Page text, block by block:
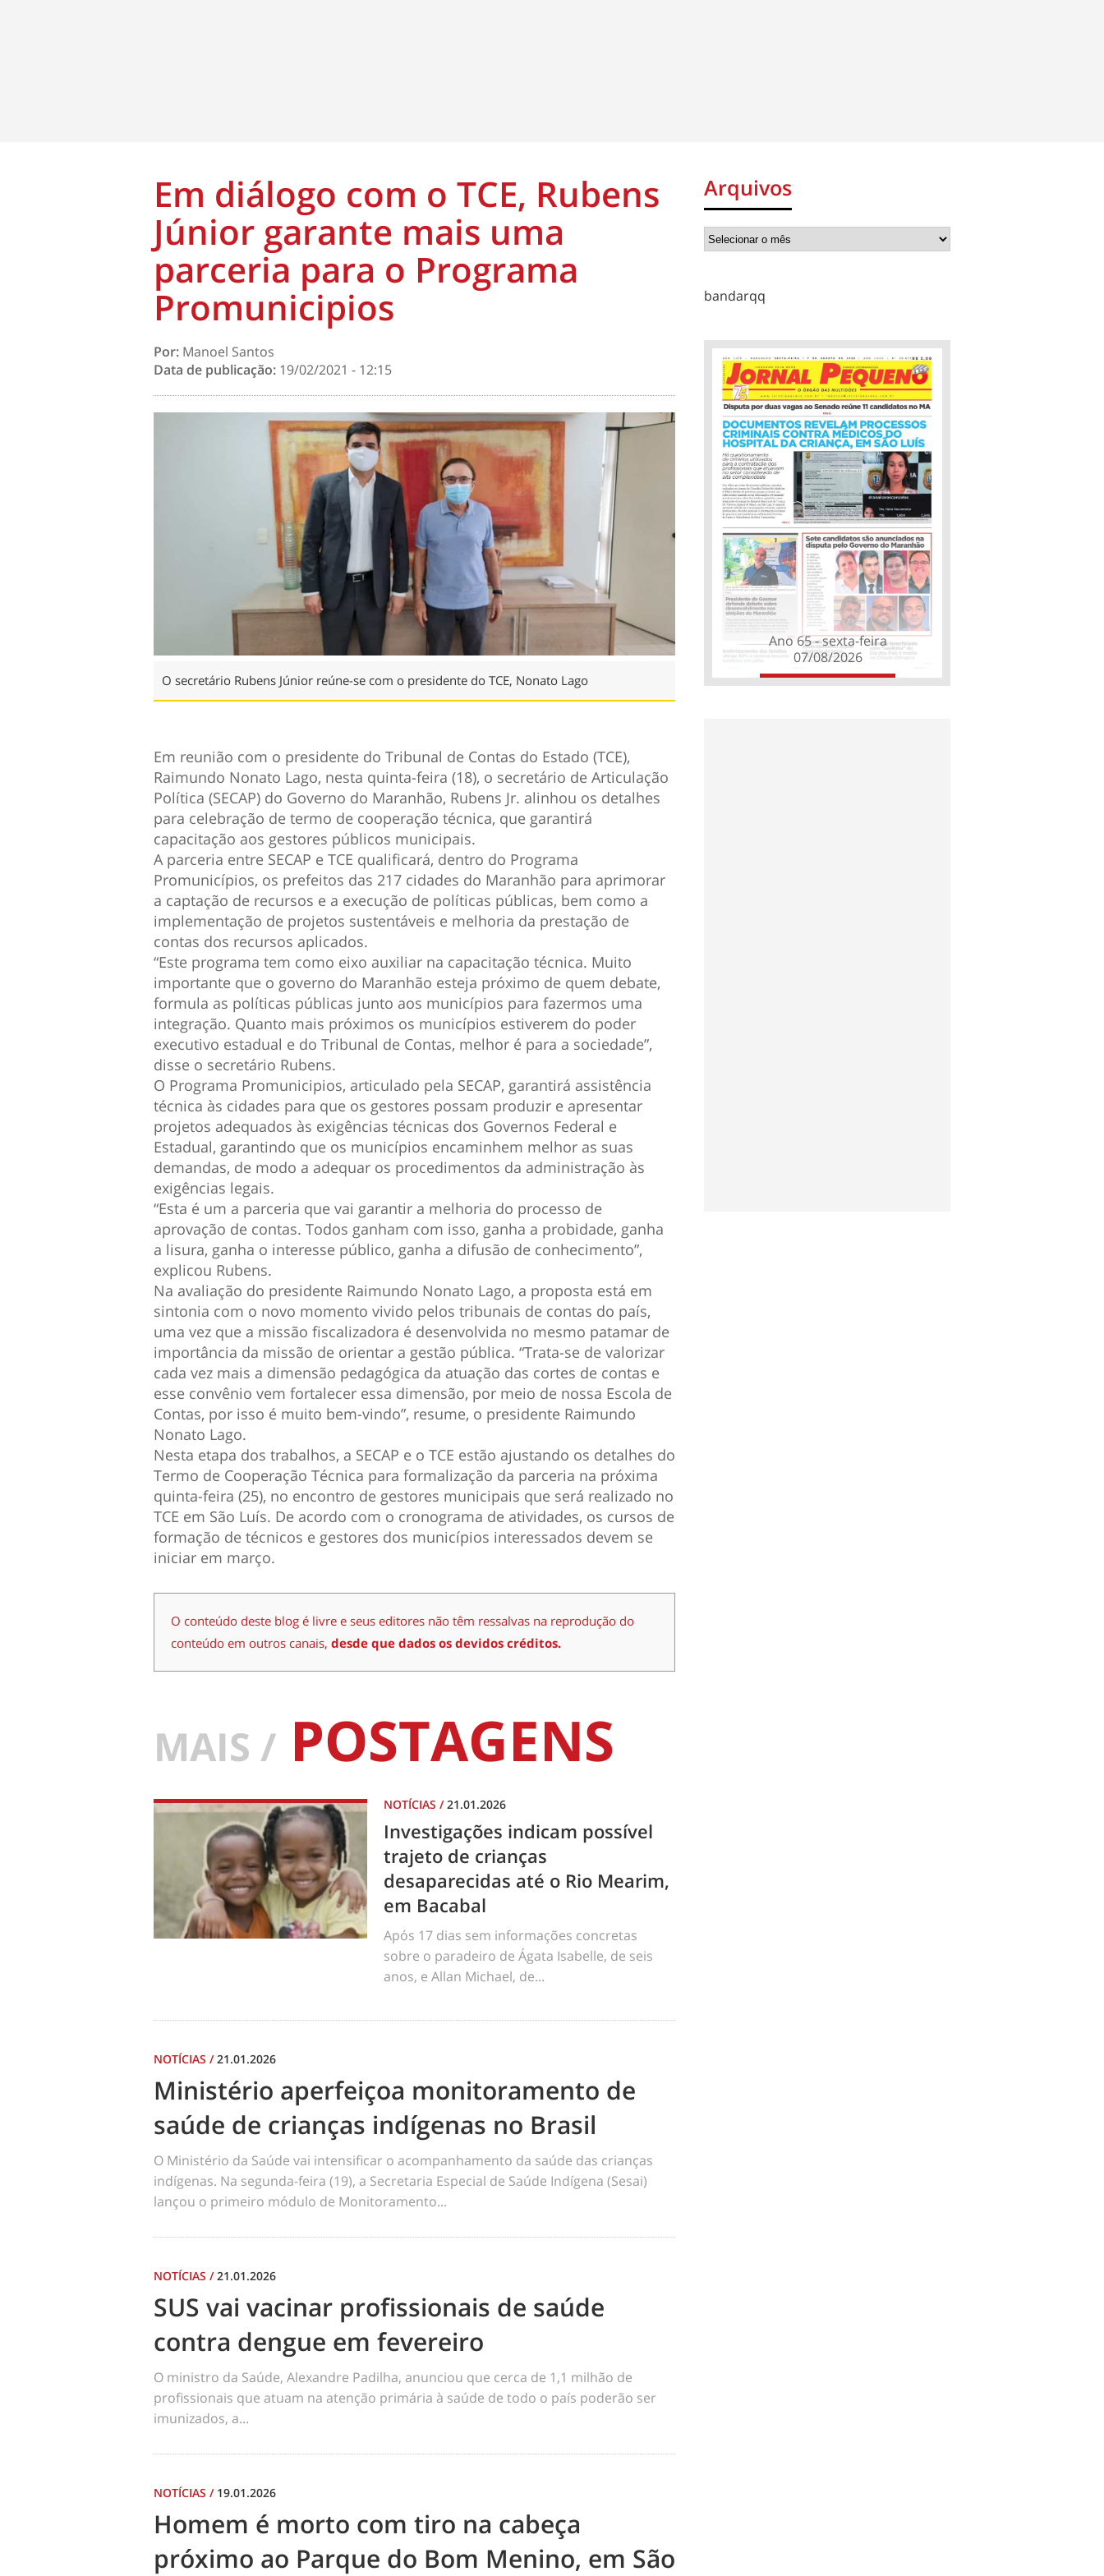
Em diálogo com o TCE, Rubens
Júnior garante mais uma
parceria para o Programa
Promunicipios
Por: Manoel Santos
Data de publicação: 19/02/2021 - 12:15
O secretário Rubens Júnior reúne-se com o presidente do TCE, Nonato Lago
Em reunião com o presidente do Tribunal de Contas do Estado (TCE),
Raimundo Nonato Lago, nesta quinta-feira (18), o secretário de Articulação
Política (SECAP) do Governo do Maranhão, Rubens Jr. alinhou os detalhes
para celebração de termo de cooperação técnica, que garantirá
capacitação aos gestores públicos municipais.
A parceria entre SECAP e TCE qualificará, dentro do Programa
Promunicípios, os prefeitos das 217 cidades do Maranhão para aprimorar
a captação de recursos e a execução de políticas públicas, bem como a
implementação de projetos sustentáveis e melhoria da prestação de
contas dos recursos aplicados.
“Este programa tem como eixo auxiliar na capacitação técnica. Muito
importante que o governo do Maranhão esteja próximo de quem debate,
formula as políticas públicas junto aos municípios para fazermos uma
integração. Quanto mais próximos os municípios estiverem do poder
executivo estadual e do Tribunal de Contas, melhor é para a sociedade”,
disse o secretário Rubens.
O Programa Promunicipios, articulado pela SECAP, garantirá assistência
técnica às cidades para que os gestores possam produzir e apresentar
projetos adequados às exigências técnicas dos Governos Federal e
Estadual, garantindo que os municípios encaminhem melhor as suas
demandas, de modo a adequar os procedimentos da administração às
exigências legais.
“Esta é um a parceria que vai garantir a melhoria do processo de
aprovação de contas. Todos ganham com isso, ganha a probidade, ganha
a lisura, ganha o interesse público, ganha a difusão de conhecimento”,
explicou Rubens.
Na avaliação do presidente Raimundo Nonato Lago, a proposta está em
sintonia com o novo momento vivido pelos tribunais de contas do país,
uma vez que a missão fiscalizadora é desenvolvida no mesmo patamar de
importância da missão de orientar a gestão pública. “Trata-se de valorizar
cada vez mais a dimensão pedagógica da atuação das cortes de contas e
esse convênio vem fortalecer essa dimensão, por meio de nossa Escola de
Contas, por isso é muito bem-vindo”, resume, o presidente Raimundo
Nonato Lago.
Nesta etapa dos trabalhos, a SECAP e o TCE estão ajustando os detalhes do
Termo de Cooperação Técnica para formalização da parceria na próxima
quinta-feira (25), no encontro de gestores municipais que será realizado no
TCE em São Luís. De acordo com o cronograma de atividades, os cursos de
formação de técnicos e gestores dos municípios interessados devem se
iniciar em março.
O conteúdo deste blog é livre e seus editores não têm ressalvas na reprodução do
conteúdo em outros canais, desde que dados os devidos créditos.
MAIS / POSTAGENS
NOTÍCIAS /21.01.2026
Investigações indicam possível
trajeto de crianças
desaparecidas até o Rio Mearim,
em Bacabal
Após 17 dias sem informações concretas
sobre o paradeiro de Ágata Isabelle, de seis
anos, e Allan Michael, de...
NOTÍCIAS /21.01.2026
Ministério aperfeiçoa monitoramento de
saúde de crianças indígenas no Brasil
O Ministério da Saúde vai intensificar o acompanhamento da saúde das crianças
indígenas. Na segunda-feira (19), a Secretaria Especial de Saúde Indígena (Sesai)
lançou o primeiro módulo de Monitoramento...
NOTÍCIAS /21.01.2026
SUS vai vacinar profissionais de saúde
contra dengue em fevereiro
O ministro da Saúde, Alexandre Padilha, anunciou que cerca de 1,1 milhão de
profissionais que atuam na atenção primária à saúde de todo o país poderão ser
imunizados, a...
NOTÍCIAS / 19.01.2026
Homem é morto com tiro na cabeça
próximo ao Parque do Bom Menino, em São
Arquivos
bandarqq
Ano 65 - sexta-feira
07/08/2026